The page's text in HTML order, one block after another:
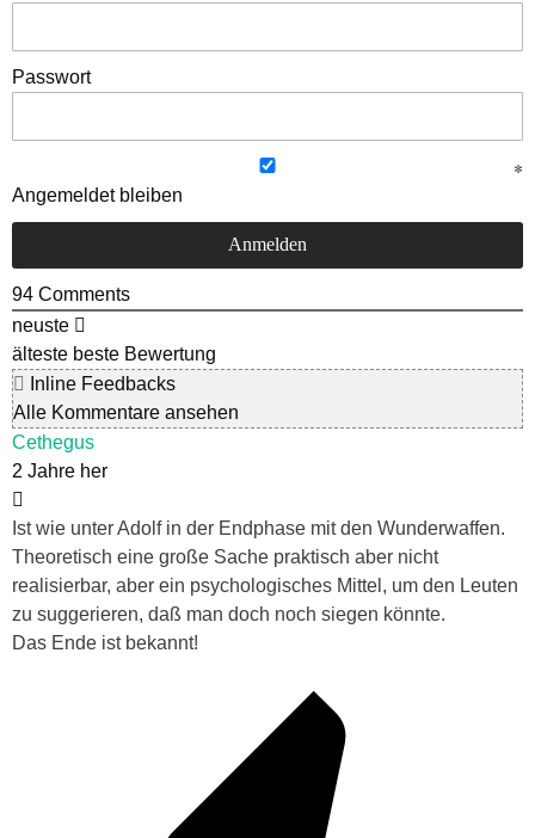
Passwort
Angemeldet bleiben
94 Comments
neuste
älteste beste Bewertung
Inline Feedbacks
Alle Kommentare ansehen
Cethegus
2 Jahre her
Ist wie unter Adolf in der Endphase mit den Wunderwaffen.
Theoretisch eine große Sache praktisch aber nicht
realisierbar, aber ein psychologisches Mittel, um den Leuten
zu suggerieren, daß man doch noch siegen könnte.
Das Ende ist bekannt!